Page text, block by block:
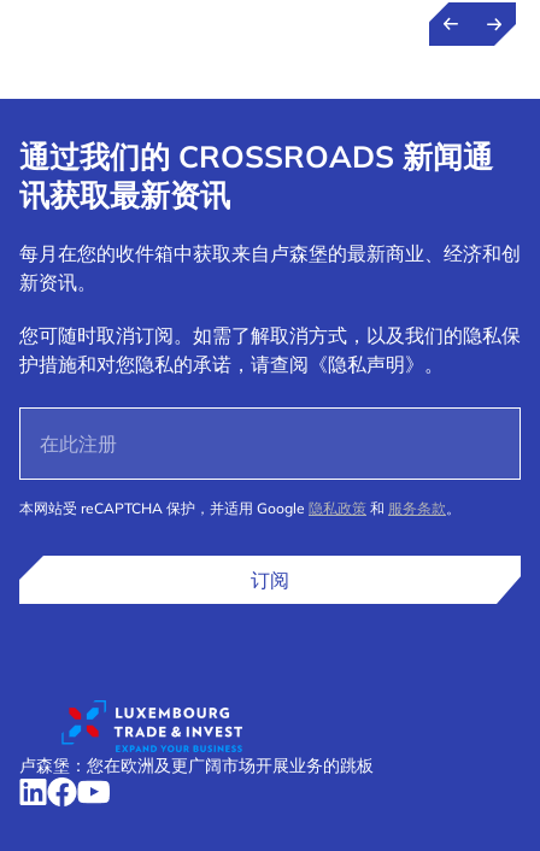
通过我们的 CROSSROADS 新闻通
讯获取最新资讯
每月在您的收件箱中获取来自卢森堡的最新商业、经济和创
新资讯。
您可随时取消订阅。如需了解取消方式，以及我们的隐私保
护措施和对您隐私的承诺，请查阅《隐私声明》。
本网站受 reCAPTCHA 保护，并适用 Google 隐私政策 和 服务条款。
订阅
卢森堡：您在欧洲及更广阔市场开展业务的跳板